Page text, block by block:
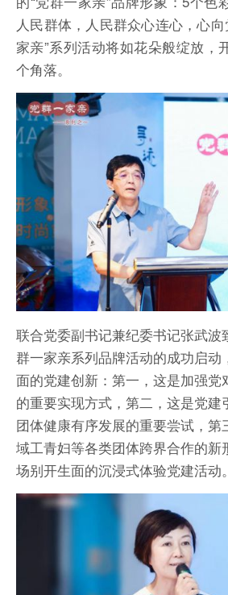
人民群体，人民群众心连心，心
家亲”系列活动将如花朵般绽放，
个角落。
联合党委副书记兼纪委书记张武波
群一家亲系列品牌活动的成功启动
面的党建创新：第一，这是加强党
的重要实现方式，第二，这是党建
团体健康有序发展的重要尝试，第
域工青妇等各类团体跨界合作的新
场别开生面的沉浸式体验党建活动。